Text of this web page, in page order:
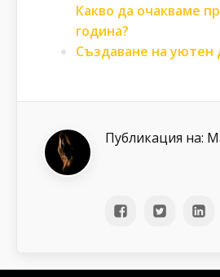
Какво да очакваме
година?
Създаване на
Публикация на: